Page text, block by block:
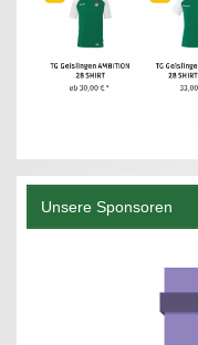
Unsere Sponsoren